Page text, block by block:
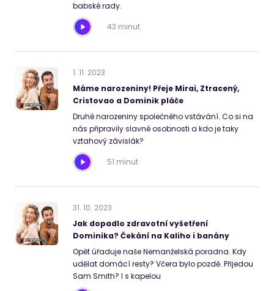
babské rady.
43 minut
1. 11. 2023
Máme narozeniny! Přeje Mirai, Ztracený,
Cristovao a Dominik pláče
Druhé narozeniny společného vstávání. Co si na
nás připravily slavné osobnosti a kdo je taky
vztahový závislák?
51 minut
31. 10. 2023
Jak dopadlo zdravotní vyšetření
Dominika? Čekání na Kaliho i banány
Opět úřaduje naše Nemanželská poradna. Kdy
udělat domácí resty? Včera bylo pozdě. Přijedou
Sam Smith? I s kapelou